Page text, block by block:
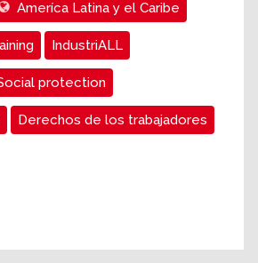
Ameríca Latina y el Caribe
IndustriALL
protection
Derechos de los trabajadores